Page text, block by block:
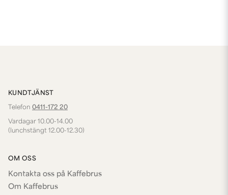
KUNDTJÄNST
Telefon 0411-172 20
Vardagar 10.00-14.00
(lunchstängt 12.00-12.30)
OM OSS
Kontakta oss på Kaffebrus
Om Kaffebrus